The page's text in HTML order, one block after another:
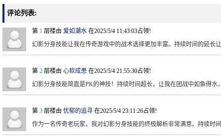
评论列表:
第 1 层楼由 爱如潮水 在2025/5/4 11:43:03占领!
幻影分身技能让我在传奇游戏中的战术选择更加丰富。持续时间的延长
第 2 层楼由 心软成患 在2025/5/4 21:55:30占领!
幻影分身技能简直是PK的神技！持续时间超长，让我在团战中如鱼得
第 3 层楼由 忧郁的追寻 在2025/5/4 23:11:26占领!
作为一名传奇老玩家，我对幻影分身技能的终极解析非常满意。持续时